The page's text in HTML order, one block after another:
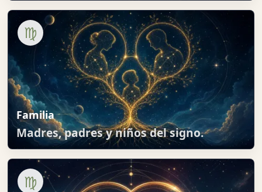
♍
Familia
Madres, padres y niños del signo.
♍